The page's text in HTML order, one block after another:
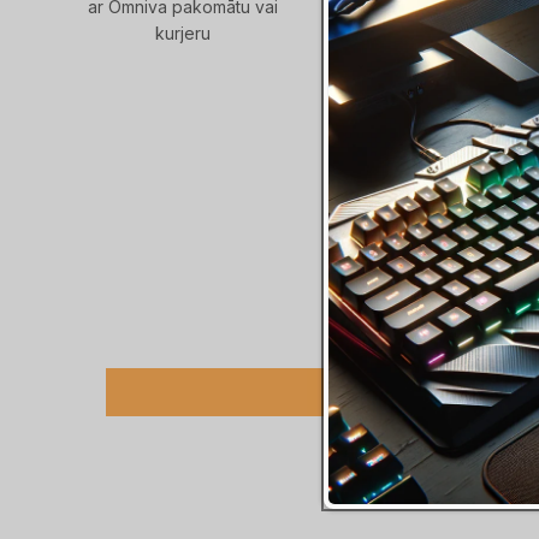
ar Omniva pakomātu vai
kurjeru
info @ raidersraitis . lv /
674 / online lapas